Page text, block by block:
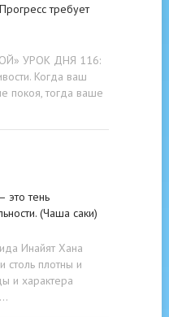
требует
УРОК ДНЯ 116:
Когда ваш
покоя, тогда ваше
это тень
(Чаша саки)
Инайят Хана
столь плотны и
и характера